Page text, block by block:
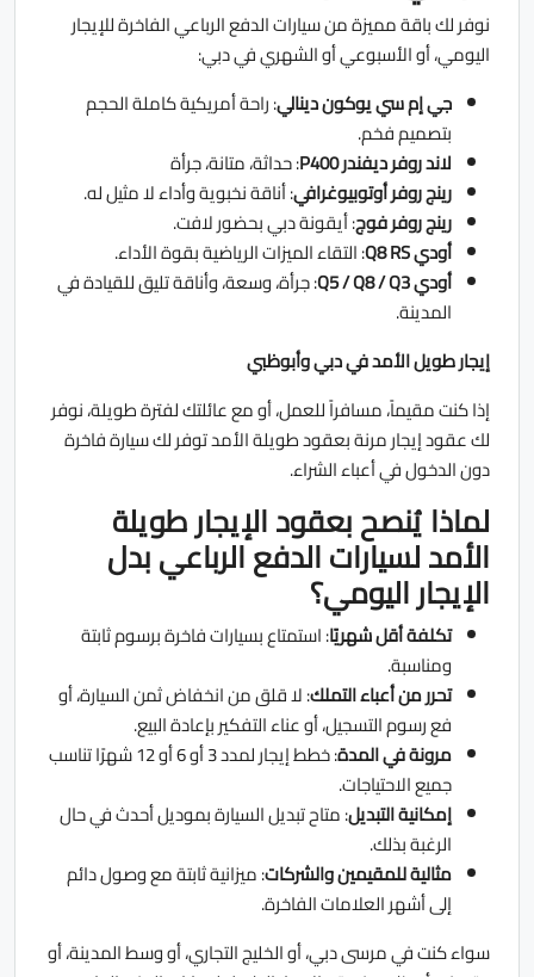
نوفر لك باقة مميزة من سيارات الدفع الرباعي الفاخرة للإيجار
اليومي، أو الأسبوعي أو الشهري في دبي:
جي إم سي يوكون دينالي: راحة أمريكية كاملة الحجم
بتصميم فخم.
لاند روفر ديفندر P400
: حداثة، متانة، جرأة
رينج روفر أوتوبيوغرافي: أناقة نخبوية وأداء لا مثيل له.
رينج روفر فوج: أيقونة دبي بحضور لافت.
أودي Q8 RS
: التقاء الميزات الرياضية بقوة الأداء.
أودي
Q5/Q8/Q3
: جرأة، وسعة، وأناقة تليق للقيادة في
المدينة.
إيجار طويل الأمد في دبي وأبوظبي
إذا كنت مقيماً، مسافراً للعمل، أو مع عائلتك لفترة طويلة، نوفر
لك عقود إيجار مرنة بعقود طويلة الأمد توفر لك سيارة فاخرة
دون الدخول في أعباء الشراء.
لماذا يُنصح بعقود الإيجار طويلة
الأمد لسيارات الدفع الرباعي بدل
الإيجار اليومي؟
تكلفة أقل شهريًا: استمتاع بسيارات فاخرة برسوم ثابتة
ومناسبة.
تحرر من أعباء التملك: لا قلق من انخفاض ثمن السيارة، أو
فع رسوم التسجيل، أو عناء التفكير بإعادة البيع.
مرونة في المدة
: خطط إيجار لمدد 3 أو 6 أو 12 شهرًا تناسب
جميع الاحتياجات.
إمكانية التبديل: متاح تبديل السيارة بموديل أحدث في حال
الرغبة بذلك.
مثالية للمقيمين والشركات: ميزانية ثابتة مع وصول دائم
إلى أشهر العلامات الفاخرة.
سواء كنت في مرسى دبي، أو الخليج التجاري، أو وسط المدينة، أو